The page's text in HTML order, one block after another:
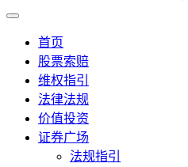
股盾网
证券股票维权网
首页
股票索赔
维权指引
法律法规
价值投资
证券广场
法规指引